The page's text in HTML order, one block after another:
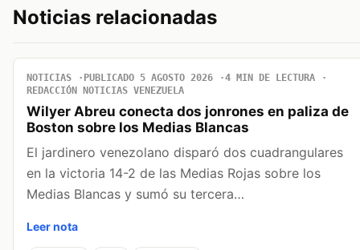
Noticias relacionadas
NOTICIAS PUBLICADO 5 AGOSTO 2026
4 MIN DE LECTURA
REDACCIÓN NOTICIAS VENEZUELA
Wilyer Abreu conecta dos jonrones en paliza de
Boston sobre los Medias Blancas
El jardinero venezolano disparó dos cuadrangulares
en la victoria 14-2 de las Medias Rojas sobre los
Medias Blancas y sumó su tercera…
Leer nota